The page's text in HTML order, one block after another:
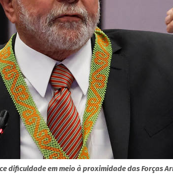
dificuldade em meio à proximidade das Forças